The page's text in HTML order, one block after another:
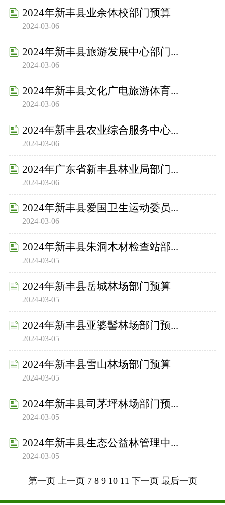
2024年新丰县业余体校部门预算
2024-03-06
2024年新丰县旅游发展中心部门...
2024-03-06
2024年新丰县文化广电旅游体育...
2024-03-06
2024年新丰县农业综合服务中心...
2024-03-06
2024年广东省新丰县林业局部门...
2024-03-06
2024年新丰县爱国卫生运动委员...
2024-03-06
2024年新丰县朱洞木材检查站部...
2024-03-05
2024年新丰县岳城林场部门预算
2024-03-05
2024年新丰县亚婆髻林场部门预...
2024-03-05
2024年新丰县雪山林场部门预算
2024-03-05
2024年新丰县司茅坪林场部门预...
2024-03-05
2024年新丰县生态公益林管理中...
2024-03-05
第一页 上一页 7 8 9 10 11 下一页 最后一页